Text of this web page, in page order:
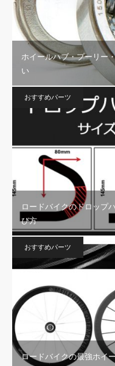
ホイールハブ・プーリー
い
おすすめパーツ
ロードバイクのドロップ
び方
おすすめパーツ
ロードバイクの最強ホイ